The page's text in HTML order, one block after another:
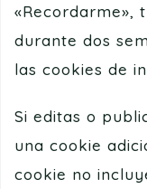
«Recordarme»,
durante dos
las cookies de
Si editas o
una cookie
cookie no